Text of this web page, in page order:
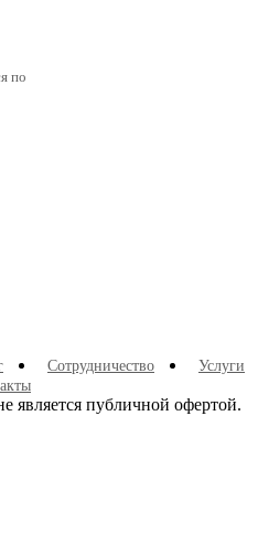
по
Сотрудничество
Услуги
является публичной офертой.